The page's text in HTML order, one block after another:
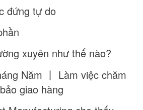
đứng tự do
xuyên như thế nào?
Năm 丨 Làm việc chăm
giao hàng